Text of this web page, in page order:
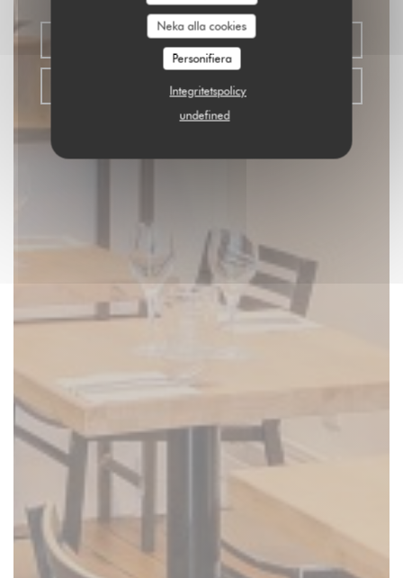
Neka alla cookies
Personifiera
Integritetspolicy
undefined
BOKA ETT BORD
KLICKA & HÄMTA